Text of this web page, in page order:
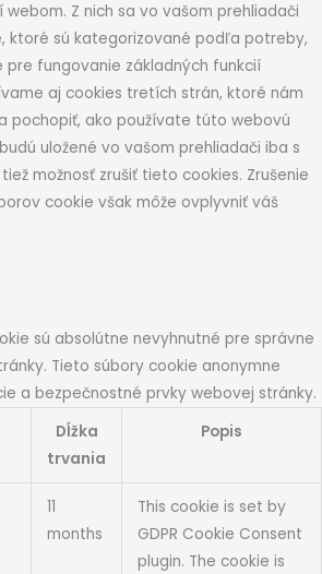
webom. Z nich sa vo vašom prehliadači
ktoré sú kategorizované podľa potreby,
pre fungovanie základných funkcií
aj cookies tretích strán, ktoré nám
pochopiť, ako používate túto webovú
uložené vo vašom prehliadači iba s
možnosť zrušiť tieto cookies. Zrušenie
cookie však môže ovplyvniť váš
sú absolútne nevyhnutné pre správne
Tieto súbory cookie anonymne
a bezpečnostné prvky webovej stránky.
Dĺžka
trvania
Popis
11
months
This cookie is set by
GDPR Cookie Consent
plugin. The cookie is